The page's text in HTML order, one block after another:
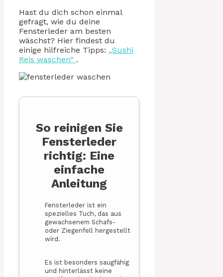
Hast du dich schon einmal
gefragt, wie du deine
Fensterleder am besten
wäschst? Hier findest du
einige hilfreiche Tipps: „Sushi
Reis waschen“ .
So reinigen Sie
Fensterleder
richtig: Eine
einfache
Anleitung
Fensterleder ist ein
spezielles Tuch, das aus
gewachsenem Schafs-
oder Ziegenfell hergestellt
wird.
Es ist besonders saugfähig
und hinterlässt keine